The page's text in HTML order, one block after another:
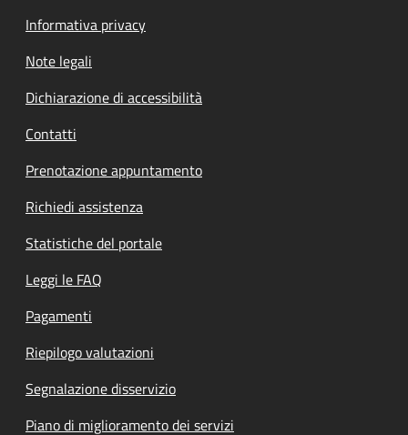
Informativa privacy
Note legali
Dichiarazione di accessibilità
Contatti
Prenotazione appuntamento
Richiedi assistenza
Statistiche del portale
Leggi le FAQ
Pagamenti
Riepilogo valutazioni
Segnalazione disservizio
Piano di miglioramento dei servizi